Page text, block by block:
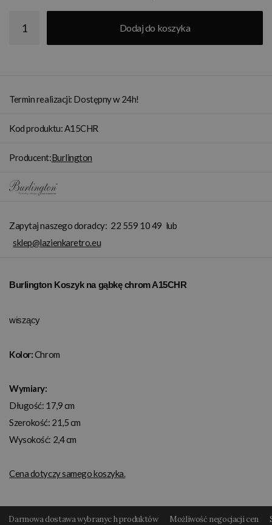
Dodaj do koszyka
Termin realizacji: Dostępny w 24h!
Kod produktu: A15CHR
Producent:Burlington
Zapytaj naszego doradcy: 22 559 10 49 lub
sklep@lazienkaretro.eu
Burlington Koszyk na gąbkę chrom A15CHR
wiszący
Kolor:Chrom
Wymiary:
Długość: 17,9 cm
Szerokość: 21,5 cm
Wysokość: 2,4 cm
Cena dotyczy samego koszyka.
Darmowa dostawa wybranyc h produktów Możliwość negocjacji cen